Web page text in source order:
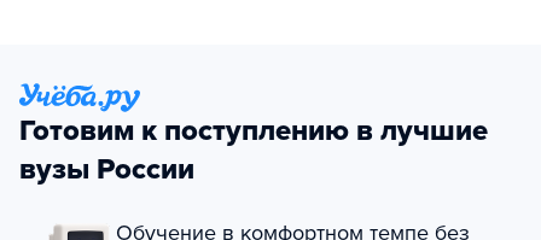
Готовим к поступлению в лучшие
вузы России
Обучение в комфортном темпе без